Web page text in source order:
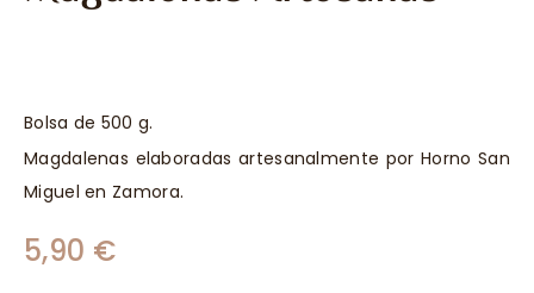
Bolsa de 500 g.
Magdalenas elaboradas artesanalmente por Horno San
Miguel en Zamora.
5,90 €